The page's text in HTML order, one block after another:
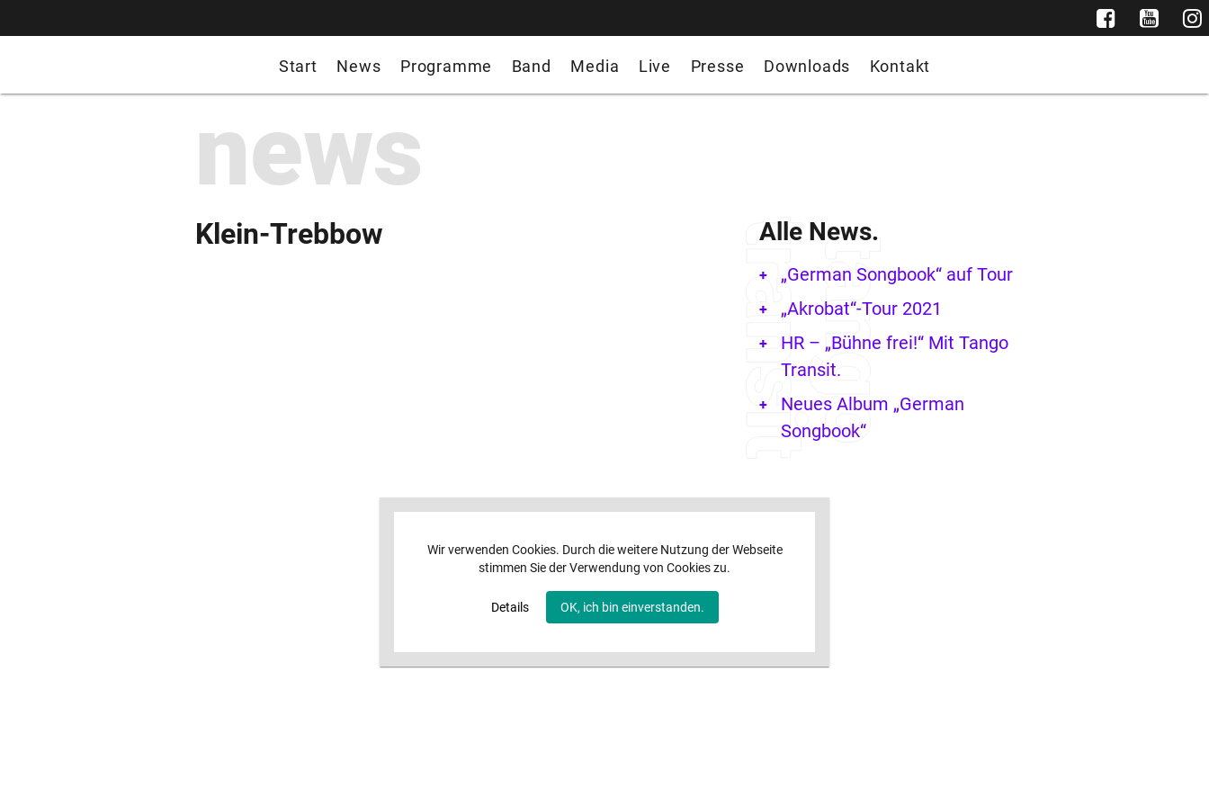
Start News Programme Band Media Live Presse Downloads Kontakt
Wir verwenden Cookies. Durch die weitere Nutzung der Webseite
stimmen Sie der Verwendung von Cookies zu.
Details OK, ich bin einverstanden.
news
Klein-Trebbow Alle News.
„German Songbook“ auf Tour
„Akrobat“-Tour 2021
HR – „Bühne frei!“ Mit Tango
Transit.
Neues Album „German
Songbook“